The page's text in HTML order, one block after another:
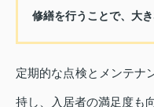
修繕を行うことで、大
定期的な点検とメンテナ
持し、入居者の満足度も